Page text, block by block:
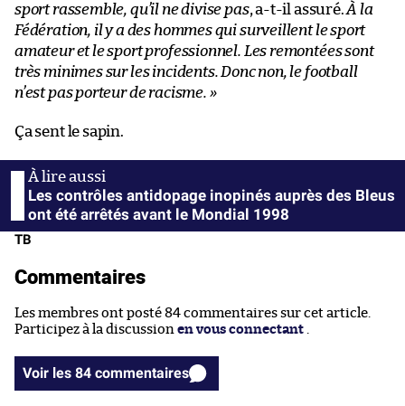
sport rassemble, qu’il ne divise pas, a-t-il assuré.À la
Fédération, il y a des hommes qui surveillent le sport
amateur et le sport professionnel. Les remontées sont
très minimes sur les incidents. Donc non, le football
n’est pas porteur de racisme. »
Ça sent le sapin.
Les contrôles antidopage inopinés auprès des Bleus
ont été arrêtés avant le Mondial 1998
TB
Commentaires
Les membres ont posté 84 commentaires sur cet article.
Participez à la discussion en vous connectant
Voir les 84 commentaires